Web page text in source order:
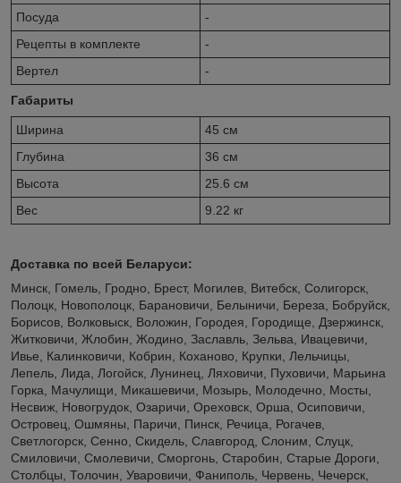
Посуда
-
Рецепты в комплекте
-
Вертел
-
Габариты
Ширина
45 см
Глубина
36 см
Высота
25.6 см
Вес
9.22 кг
Доставка по всей Беларуси:
Минск, Гомель, Гродно, Брест, Могилев, Витебск, Солигорск,
Полоцк, Новополоцк, Барановичи, Белыничи, Береза, Бобруйск,
Борисов, Волковыск, Воложин, Городея, Городище, Дзержинск,
Житковичи, Жлобин, Жодино, Заславль, Зельва, Ивацевичи,
Ивье, Калинковичи, Кобрин, Коханово, Крупки, Лельчицы,
Лепель, Лида, Логойск, Лунинец, Ляховичи, Пуховичи, Марьина
Горка, Мачулищи, Микашевичи, Мозырь, Молодечно, Мосты,
Несвиж, Новогрудок, Озаричи, Ореховск, Орша, Осиповичи,
Островец, Ошмяны, Паричи, Пинск, Речица, Рогачев,
Светлогорск, Сенно, Скидель, Славгород, Слоним, Слуцк,
Смиловичи, Смолевичи, Сморгонь, Старобин, Старые Дороги,
Столбцы, Толочин, Уваровичи, Фаниполь, Червень, Чечерск,